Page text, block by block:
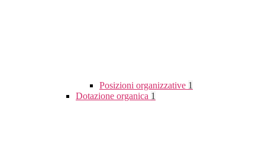
Posizioni organizzative 1
Dotazione organica 1